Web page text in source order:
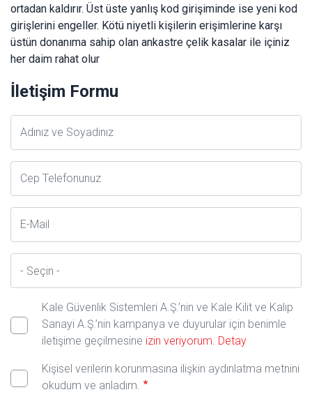
ortadan kaldırır. Üst üste yanlış kod girişiminde ise yeni kod
girişlerini engeller. Kötü niyetli kişilerin erişimlerine karşı
üstün donanıma sahip olan ankastre çelik kasalar ile içiniz
her daim rahat olur
İletişim Formu
Adsoyad
Telefon
E-
Posta
İl
Kale Güvenlik Sistemleri A.Ş.’nin ve Kale Kilit ve Kalıp
Sanayi A.Ş.’nin kampanya ve duyurular için benimle
iletişime geçilmesine izin veriyorum. Detay
Kişisel verilerin korunmasına ilişkin aydınlatma metnini
okudum ve anladım.